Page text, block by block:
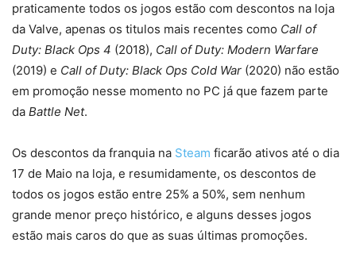
praticamente todos os jogos estão com descontos na loja
da Valve, apenas os titulos mais recentes como Call of
Duty: Black Ops 4 (2018), Call of Duty: Modern Warfare
(2019) e Call of Duty: Black Ops Cold War (2020) não estão
em promoção nesse momento no PC já que fazem parte
da Battle Net.
Os descontos da franquia na Steam ficarão ativos até o dia
17 de Maio na loja, e resumidamente, os descontos de
todos os jogos estão entre 25% a 50%, sem nenhum
grande menor preço histórico, e alguns desses jogos
estão mais caros do que as suas últimas promoções.